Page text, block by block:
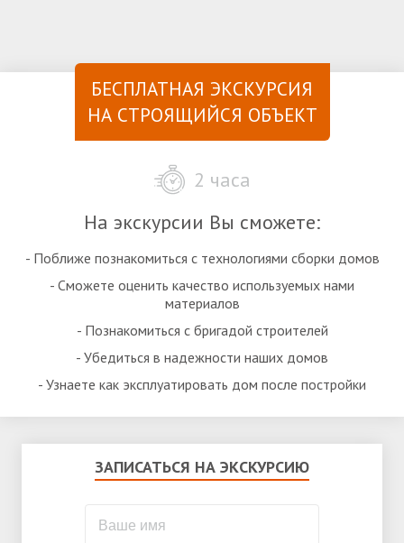
БЕСПЛАТНАЯ ЭКСКУРСИЯ
НА СТРОЯЩИЙСЯ ОБЪЕКТ
2 часа
На экскурсии Вы сможете:
- Поближе познакомиться с технологиями сборки домов
- Сможете оценить качество используемых нами
материалов
- Познакомиться с бригадой строителей
- Убедиться в надежности наших домов
- Узнаете как эксплуатировать дом после постройки
ЗАПИСАТЬСЯ НА ЭКСКУРСИЮ